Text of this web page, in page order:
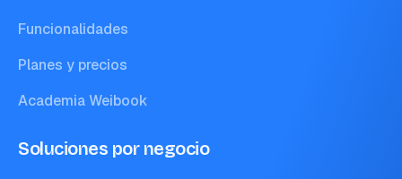
Funcionalidades
Planes y precios
Academia Weibook
Soluciones por negocio